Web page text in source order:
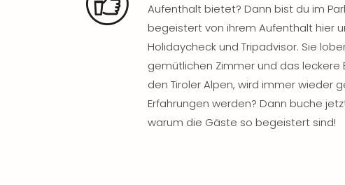
Aufenthalt bietet? Dann bist du im
begeistert von ihrem Aufenthalt hier
Holidaycheck und Tripadvisor. Sie
gemütlichen Zimmer und das leckere
den Tiroler Alpen, wird immer wieder
Erfahrungen werden? Dann buche
warum die Gäste so begeistert sind!